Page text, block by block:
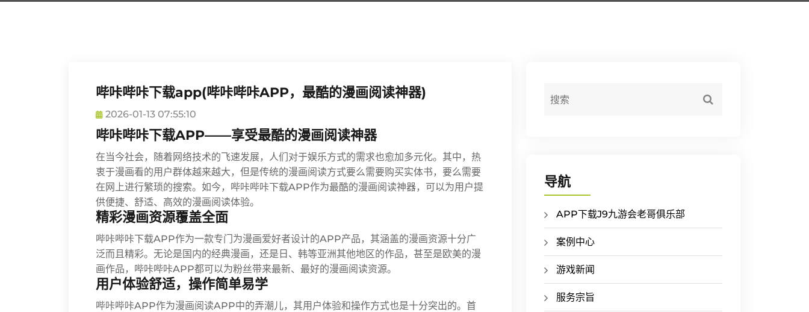
哔咔哔咔下载app(哔咔哔咔APP，最酷的漫画阅读神器)
2026-01-13 07:55:10
哔咔哔咔下载APP——享受最酷的漫画阅读神器
在当今社会，随着网络技术的飞速发展，人们对于娱乐方式的需求也愈加多元化。其中，热
衷于漫画看的用户群体越来越大，但是传统的漫画阅读方式要么需要购买实体书，要么需要
在网上进行繁琐的搜索。如今，哔咔哔咔下载APP作为最酷的漫画阅读神器，可以为用户提
供便捷、舒适、高效的漫画阅读体验。
精彩漫画资源覆盖全面
哔咔哔咔下载APP作为一款专门为漫画爱好者设计的APP产品，其涵盖的漫画资源十分广
泛而且精彩。无论是国内的经典漫画，还是日、韩等亚洲其他地区的作品，甚至是欧美的漫
画作品，哔咔哔咔APP都可以为粉丝带来最新、最好的漫画阅读资源。
用户体验舒适，操作简单易学
哔咔哔咔APP作为漫画阅读APP中的弄潮儿，其用户体验和操作方式也是十分突出的。首
导航
APP下载J9九游会老哥俱乐部
案例中心
游戏新闻
服务宗旨